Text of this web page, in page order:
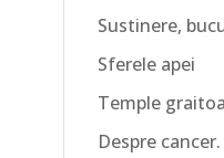
Sustinere,
Sferele apei
Temple
Despre